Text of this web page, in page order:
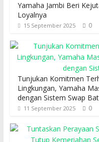
Yamaha Jambi Beri
Loyalnya
15 September 2025 0
Tunjukan Komitmen
Lingkungan, Yamaha
dengan Sistem Swap
11 September 2025 0